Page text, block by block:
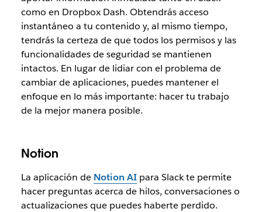
como en Dropbox Dash. Obtendrás acceso
instantáneo a tu contenido y, al mismo tiempo,
tendrás la certeza de que todos los permisos y las
funcionalidades de seguridad se mantienen
intactos. En lugar de lidiar con el problema de
cambiar de aplicaciones, puedes mantener el
enfoque en lo más importante: hacer tu trabajo
de la mejor manera posible.
Notion
La aplicación de Notion AIpara Slack te permite
hacer preguntas acerca de hilos, conversaciones o
actualizaciones que puedes haberte perdido.